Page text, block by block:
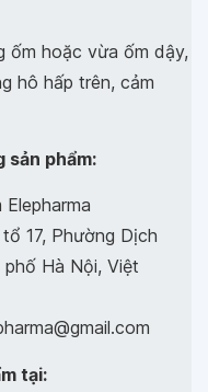
ốm hoặc vừa ốm dậy,
hô hấp trên, cảm
sản phẩm:
17, Phường Dịch
phố Hà Nội, Việt
tại: